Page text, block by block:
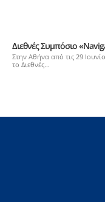
Διεθνές Συμπόσιο
Στην Αθήνα από τις 29
το Διεθνές...